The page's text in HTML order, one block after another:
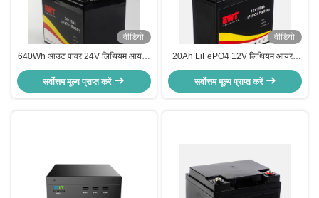
वीडियो
640Wh आउट पावर 24V लिथियम आयरन
फॉस्फेट बैटरी 3C डिस्चार्जिंग दर और
जीवनकाल के साथ4
सर्वोत्तम मूल्य प्राप्त करें
वीडियो
20Ah LiFePO4 12V लिथियम आयरन
फॉस्फेट बैटरी स्कूटर के लिए लंबे जीवन
सर्वोत्तम मूल्य प्राप्त करें